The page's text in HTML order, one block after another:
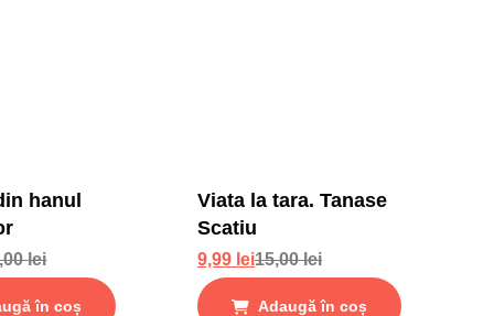
hanul
lei
în coș
Viata la tara. Tanase
Scatiu
15,00lei
9,99 lei
Adaugă în coș